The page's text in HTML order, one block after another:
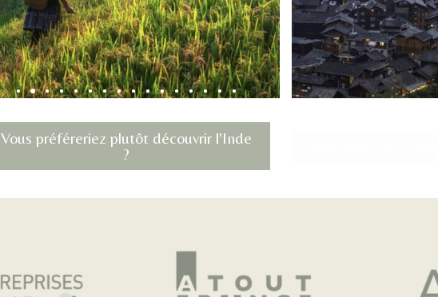
Vous préféreriez plutôt découvrir l'Inde
?